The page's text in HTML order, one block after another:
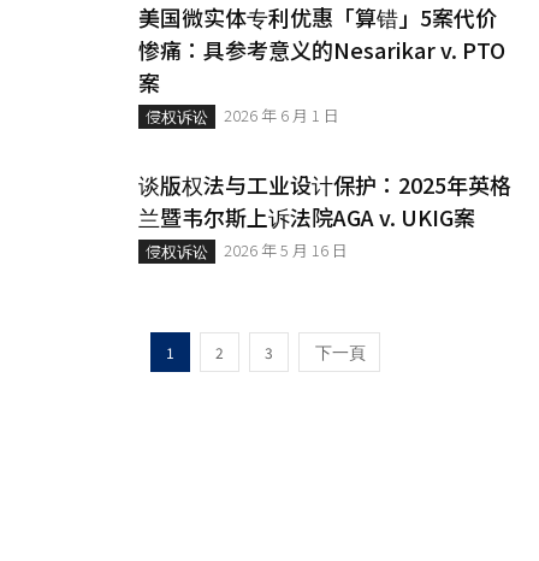
美国微实体专利优惠「算错」5案代价
惨痛：具参考意义的Nesarikar v. PTO
案
侵权诉讼 2026 年 6 月 1 日
谈版权法与工业设计保护：2025年英格
兰暨韦尔斯上诉法院AGA v. UKIG案
侵权诉讼 2026 年 5 月 16 日
1 2 3